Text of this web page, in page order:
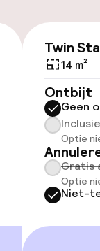
Twin
14 m²
Ontbijt
Geen
Optie
Gratis
Optie
Niet-